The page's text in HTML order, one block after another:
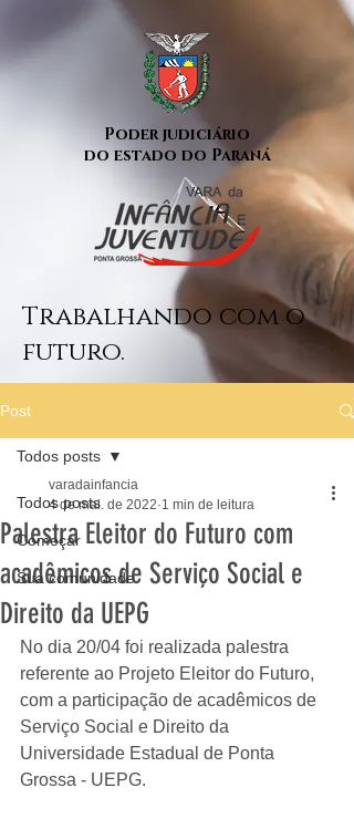
Poder judiciário
do estado do Paraná
Trabalhando com o
futuro.
Post
Todos posts
Começar
Sua comunidade
Todos posts
Palestra Eleitor do Futuro com
acadêmicos de Serviço Social e
Direito da UEPG
varadainfancia
4 de mai. de 2022 1 min de leitura
No dia 20/04 foi realizada palestra
referente ao Projeto Eleitor do Futuro,
com a participação de acadêmicos de
Serviço Social e Direito da
Universidade Estadual de Ponta
Grossa - UEPG.